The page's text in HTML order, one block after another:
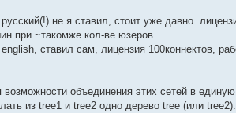
не я ставил, стоит уже давно.
при ~такомже кол-ве юзеров.
ставил сам, лицензия 100коннектов,
возможности объединения этих сетей в
из tree1 и tree2 одно дерево tree (или